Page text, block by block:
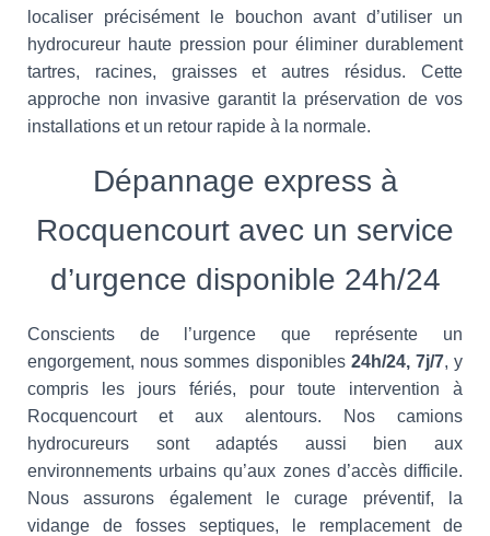
localiser précisément le bouchon avant d’utiliser un
hydrocureur haute pression pour éliminer durablement
tartres, racines, graisses et autres résidus. Cette
approche non invasive garantit la préservation de vos
installations et un retour rapide à la normale.
Dépannage express à
Rocquencourt avec un service
d’urgence disponible 24h/24
Conscients de l’urgence que représente un
engorgement, nous sommes disponibles 24h/24, 7j/7, y
compris les jours fériés, pour toute intervention à
Rocquencourt et aux alentours. Nos camions
hydrocureurs sont adaptés aussi bien aux
environnements urbains qu’aux zones d’accès difficile.
Nous assurons également le curage préventif, la
vidange de fosses septiques, le remplacement de